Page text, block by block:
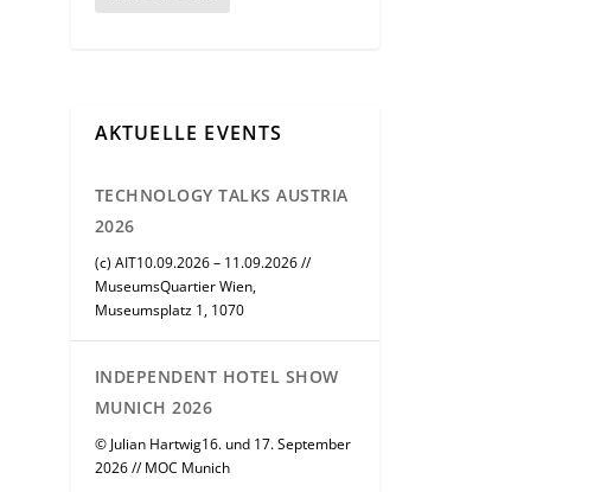
AKTUELLE EVENTS
TECHNOLOGY TALKS AUSTRIA
2026
(c) AIT10.09.2026 – 11.09.2026 //
MuseumsQuartier Wien,
Museumsplatz 1, 1070
INDEPENDENT HOTEL SHOW
MUNICH 2026
© Julian Hartwig16. und 17. September
2026 // MOC Munich